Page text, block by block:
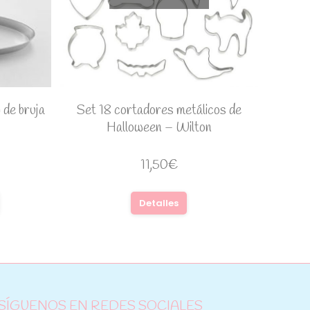
bruja
Set 18 cortadores metálicos de
Halloween – Wilton
11,50€
Detalles